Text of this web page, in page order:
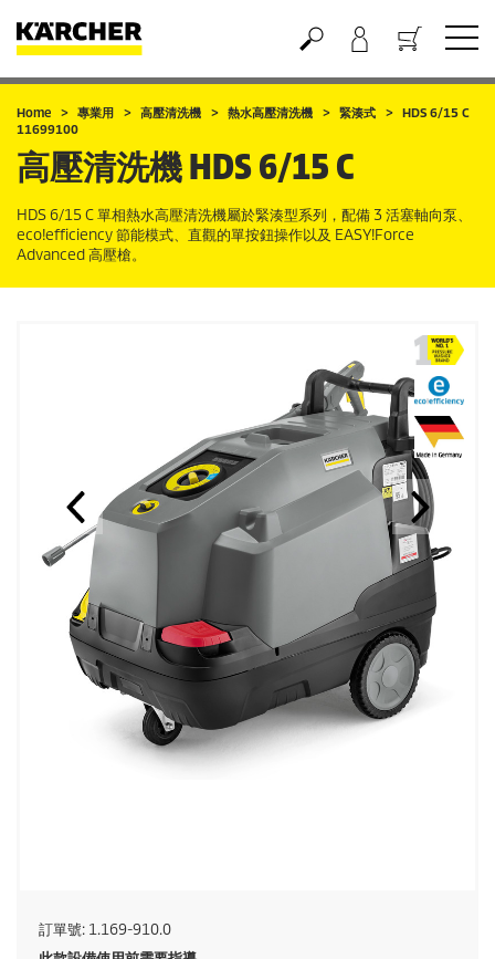
購物車
Home 專業用 高壓清洗機 熱水高壓清洗機 緊湊式
HDS 6/15 C
11699100
高壓清洗機HDS 6/15 C
HDS 6/15 C 單相熱水高壓清洗機屬於緊湊型系列，配備 3 活塞軸向泵、
eco!efficiency節能模式、直觀的單按鈕操作以及 EASY!Force
Advanced 高壓槍。
訂單號: 1.169-910.0